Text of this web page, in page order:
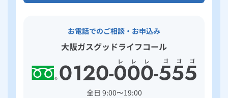
お電話でのご相談・お申込み
大阪ガスグッドライフコール
全日 9:00〜19:00